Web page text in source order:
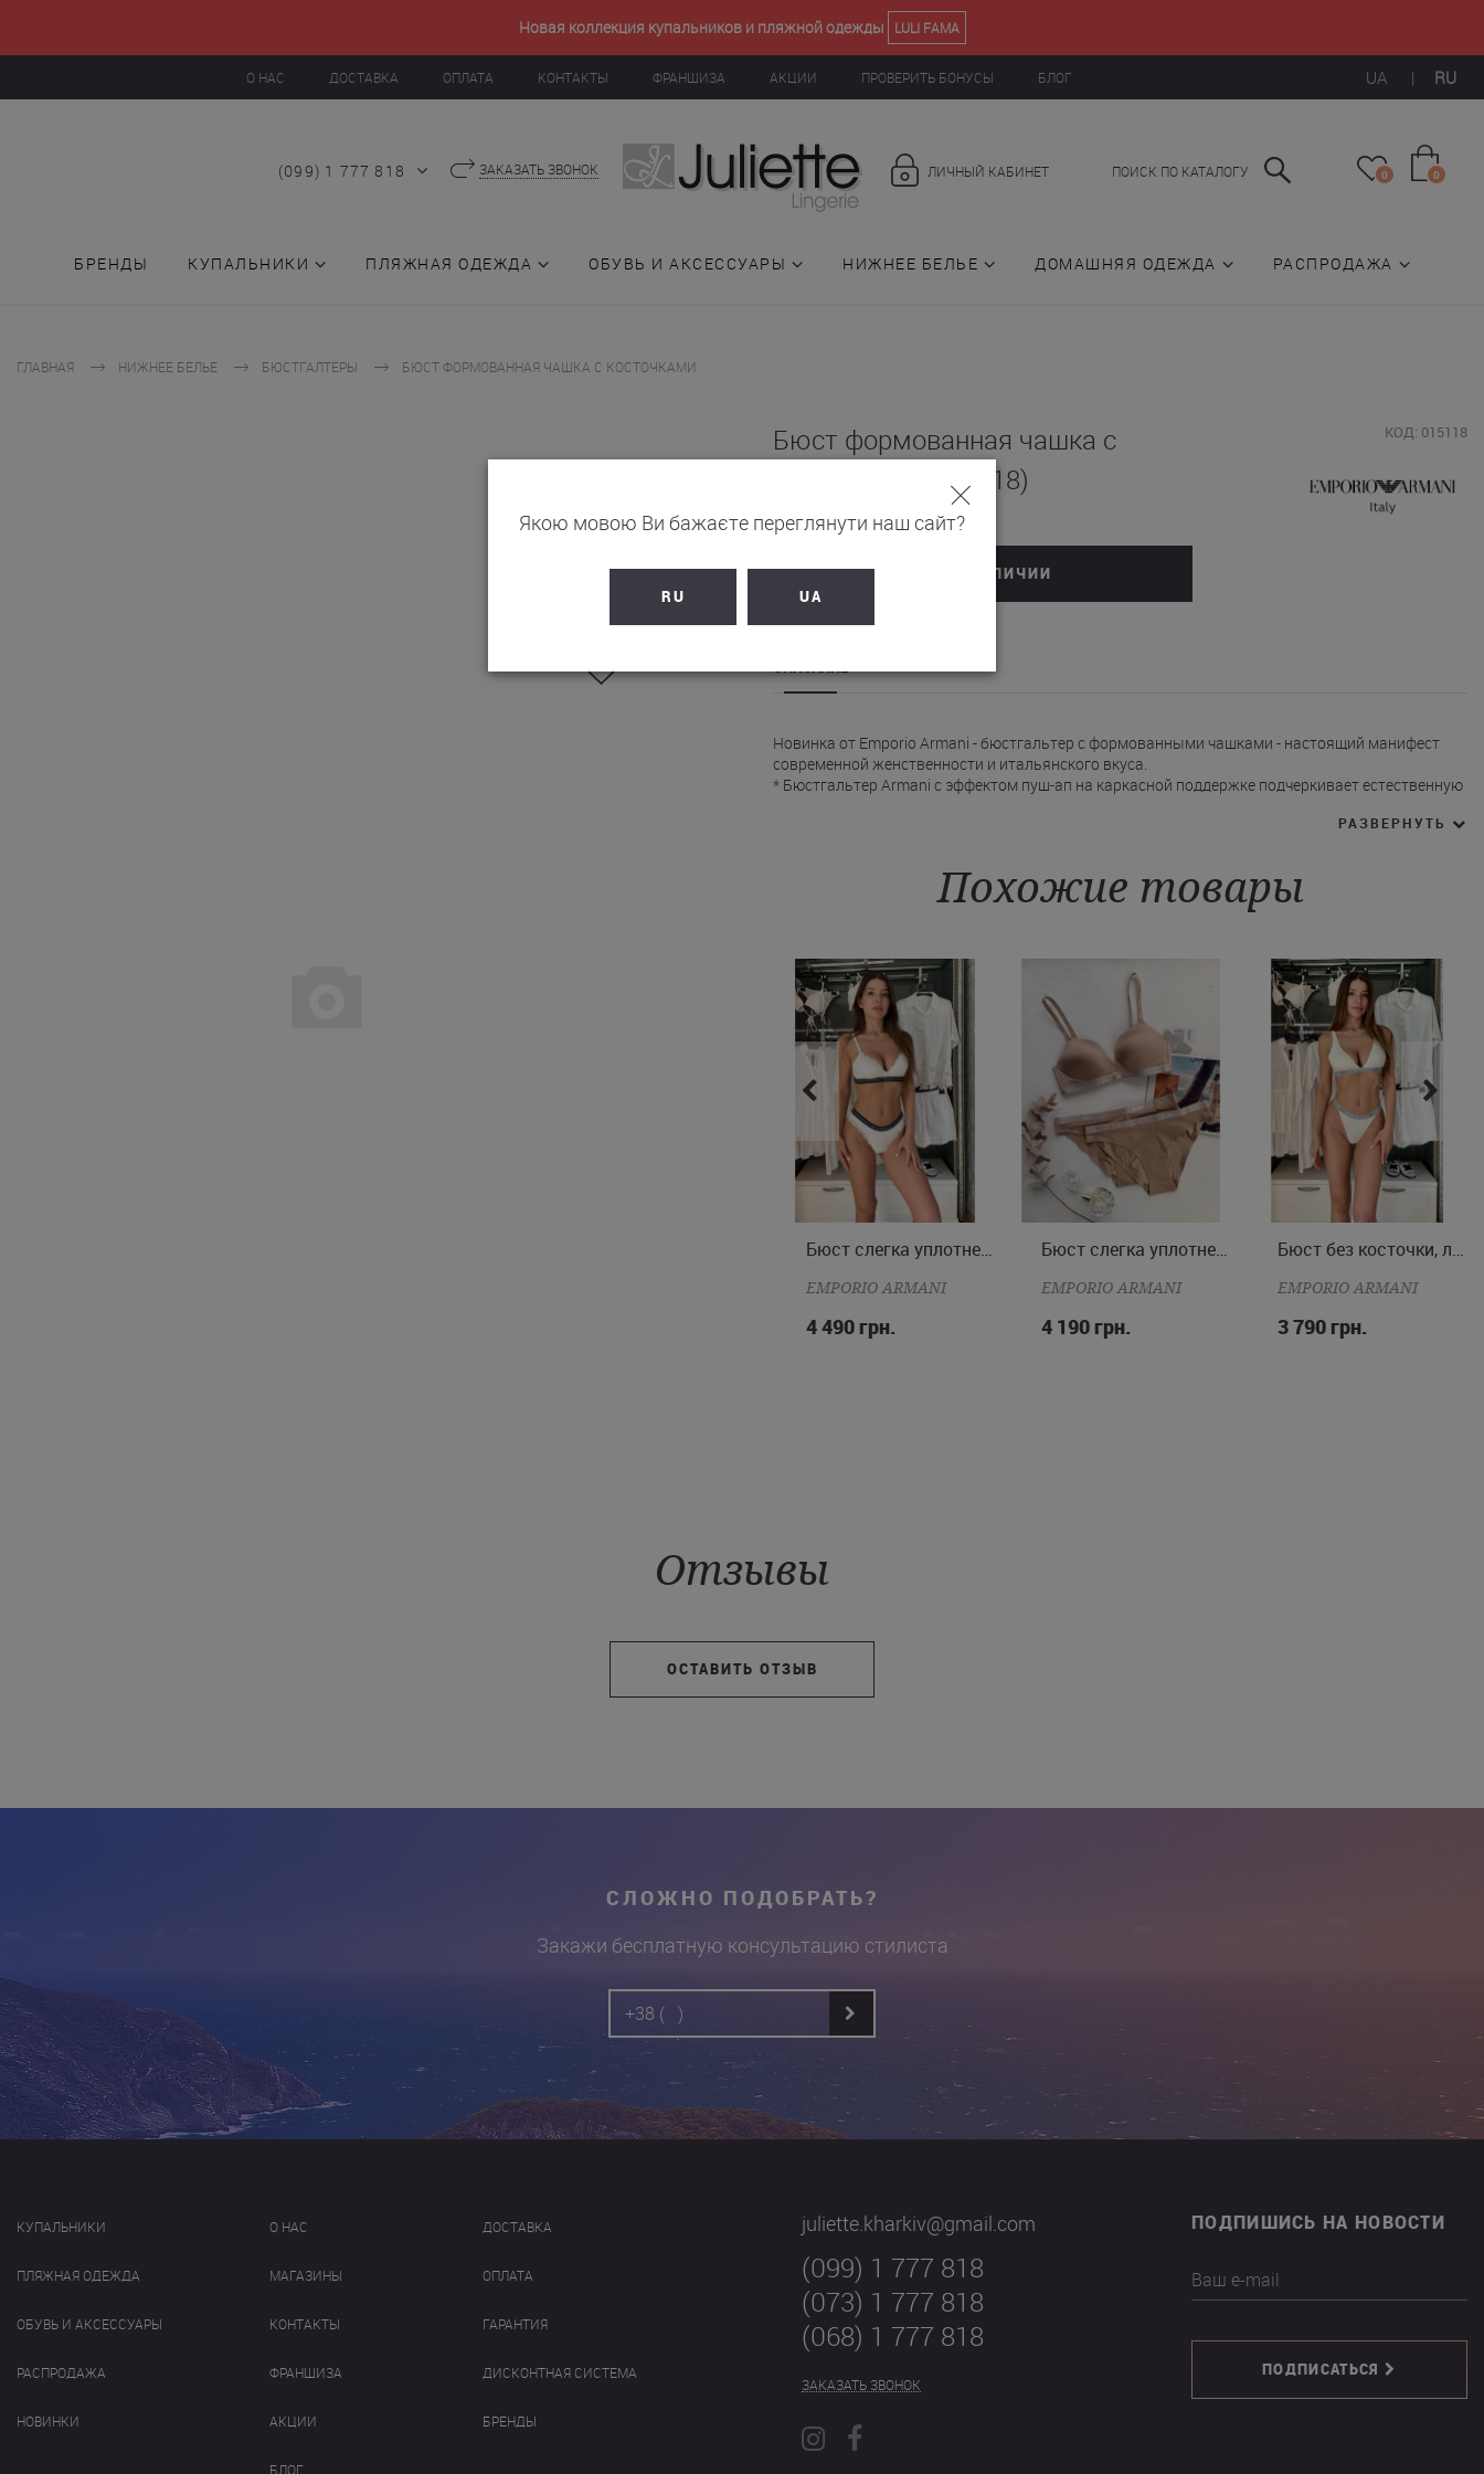
Новая коллекция купальников и пляжной одежды LULI FAMA
UA | RU
О НАС ДОСТАВКА ОПЛАТА КОНТАКТЫ ФРАНШИЗА АКЦИИ ПРОВЕРИТЬ БОНУСЫ БЛОГ
(099) 1 777 818 ЗАКАЗАТЬ ЗВОНОК ПОИСК ПО КАТАЛОГУ
ЛИЧНЫЙ КАБИНЕТ 0 0
БРЕНДЫ КУПАЛЬНИКИ ПЛЯЖНАЯ ОДЕЖДА ОБУВЬ И АКСЕССУАРЫ НИЖНЕЕ БЕЛЬЕ ДОМАШНЯЯ ОДЕЖДА РАСПРОДАЖА
ГЛАВНАЯ НИЖНЕЕ БЕЛЬЕ БЮСТГАЛТЕРЫ БЮСТ ФОРМОВАННАЯ ЧАШКА С КОСТОЧКАМИ
Бюст формованная чашка с
косточками (015118)
КОД: 015118
НЕТ В НАЛИЧИИ
ОПИСАНИЕ
Новинка от Emporio Armani - бюстгальтер с формованными чашками - настоящий манифест
современной женственности и итальянского вкуса.
* Бюстгальтер Armani с эффектом пуш-ап на каркасной поддержке подчеркивает естественную
* Изящное кружево с цветочной вышивкой добавляет нежности и чувственности образу.
* Эластичные бретели регулируются по длине.
Бюстгальтер Эмпорио Армани доступен в ванильном оттенке на сайте Juliette с возможностью
РАЗВЕРНУТЬ
Похожие товары
S M L Бюст слегка уплотненная чашка
EMPORIO ARMANI
4 490 грн.
S M L Бюст слегка уплотненная чашка
EMPORIO ARMANI
4 190 грн.
S M L Бюст без косточки, легко уплотненная чашка
EMPORIO ARMANI
3 790 грн.
Отзывы
ОСТАВИТЬ ОТЗЫВ
СЛОЖНО ПОДОБРАТЬ?
Закажи бесплатную консультацию стилиста
КУПАЛЬНИКИ
ПЛЯЖНАЯ ОДЕЖДА
ОБУВЬ И АКСЕССУАРЫ
РАСПРОДАЖА
НОВИНКИ
О НАС
МАГАЗИНЫ
КОНТАКТЫ
ФРАНШИЗА
АКЦИИ
БЛОГ
ДОСТАВКА
ОПЛАТА
ГАРАНТИЯ
ДИСКОНТНАЯ СИСТЕМА
БРЕНДЫ
juliette.kharkiv@gmail.com
(099) 1 777 818
(073) 1 777 818
(068) 1 777 818
ЗАКАЗАТЬ ЗВОНОК
ПОДПИШИСЬ НА НОВОСТИ
Ваш e-mail
ПОДПИСАТЬСЯ
Якою мовою Ви бажаєте переглянути наш сайт?
RU UA